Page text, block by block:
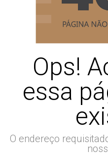
Ops!
essa
O endereço